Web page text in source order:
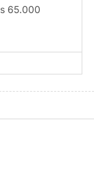
65.000